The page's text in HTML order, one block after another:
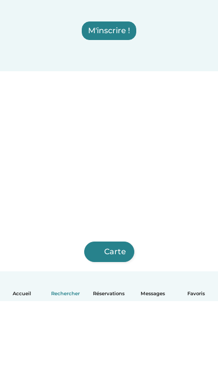
Accueil Rechercher Réservations Messages Favoris
M'inscrire !
Carte